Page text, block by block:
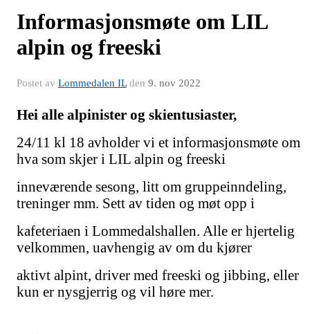
Informasjonsmøte om LIL
alpin og freeski
Postet av Lommedalen ILden 9. nov 2022
Hei alle alpinister og skientusiaster,
24/11 kl 18 avholder vi et informasjonsmøte om
hva som skjer i LIL alpin og freeski
inneværende sesong, litt om gruppeinndeling,
treninger mm. Sett av tiden og møt opp i
kafeteriaen i Lommedalshallen. Alle er hjertelig
velkommen, uavhengig av om du kjører
aktivt alpint, driver med freeski og jibbing, eller
kun er nysgjerrig og vil høre mer.